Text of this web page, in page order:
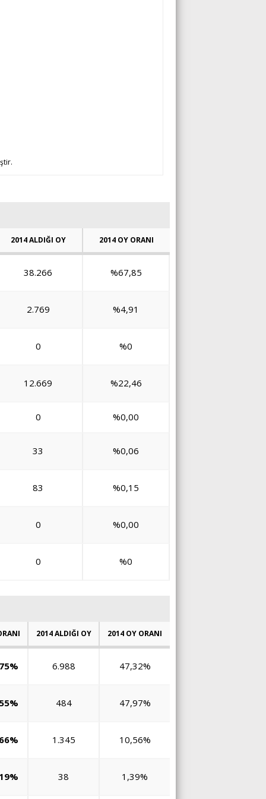
2014 ALDIĞI OY 2014 OY ORANI
38.266 %67,85
2.769 %4,91
0 %0
12.669 %22,46
0 %0,00
33 %0,06
83 %0,15
0 %0,00
0 %0
2014 ALDIĞI OY 2014 OY ORANI
6.988 47,32%
484 47,97%
1.345 10,56%
38 1,39%